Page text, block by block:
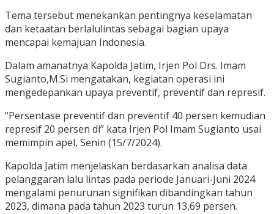
Tema tersebut menekankan pentingnya keselamatan
dan ketaatan berlalulintas sebagai bagian upaya
mencapai kemajuan Indonesia.
Dalam amanatnya Kapolda Jatim, Irjen Pol Drs. Imam
Sugianto,M.Si mengatakan, kegiatan operasi ini
mengedepankan upaya preventif, preventif dan represif.
“Persentase preventif dan preventif 40 persen kemudian
represif 20 persen di” kata Irjen Pol Imam Sugianto usai
memimpin apel, Senin (15/7/2024).
Kapolda Jatim menjelaskan berdasarkan analisa data
pelanggaran lalu lintas pada periode Januari-Juni 2024
mengalami penurunan signifikan dibandingkan tahun
2023, dimana pada tahun 2023 turun 13,69 persen.